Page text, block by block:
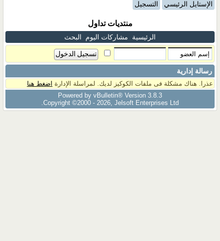
الإستايل الرئيسي التسجيل
منتديات تداول
الرئيسية مشاركات اليوم البحث
رسالة إدارية
عذرا. هناك مشكلة فى ملفات الكوكيز لديك. لمراسلة الإدارة اضغط هنا
Powered by vBulletin® Version 3.8.3
Copyright ©2000 - 2026, Jelsoft Enterprises Ltd.